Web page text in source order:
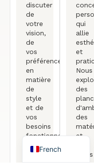
discuter
de
votre
vision,
de
vos
préférences
en
matière
de
style
et de
vos
besoins
fonctionnels.
Cette
session
nous
qui
allie
et
Nous
des
des
et
idées
de
French
English
Spanish
Portuguese